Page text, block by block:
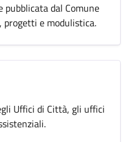
pubblicata dal Comune
e modulistica.
Uffici di Città, gli uffici